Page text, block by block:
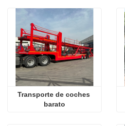
Transporte de coches
barato